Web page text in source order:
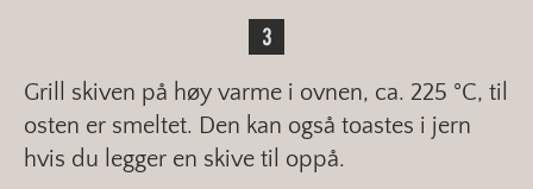
Grill skiven på høy varme i ovnen, ca. 225 °C, til
osten er smeltet. Den kan også toastes i jern
hvis du legger en skive til oppå.